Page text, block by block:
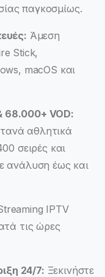
παγκοσμίως.
Άμεση
Stick,
macOS και
68.000+ VOD:
αθλητικά
σειρές και
ανάλυση έως και
IPTV
τις ώρες
24/7: Ξεκινήστε